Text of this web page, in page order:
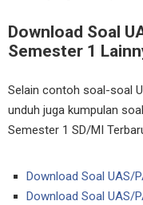
Download Soal
Semester 1
Selain contoh soal-soal
unduh juga kumpulan
Semester 1 SD/MI
Download Soal UAS/
Download Soal UAS/